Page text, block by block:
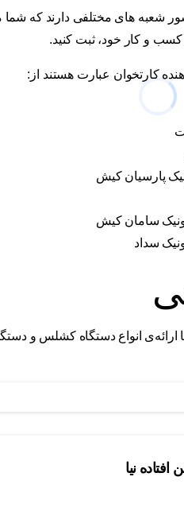
شعبه های مختلفی دارند که شما
و کار خود، ثبت کنید.
کارتخوان عبارت هستند از:
پارسیان کیش
سامان کیش
سداد
ارائه‌ی انواع دستگاه کشلس و
نیا